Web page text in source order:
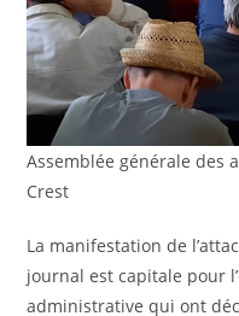
Assemblée générale des
Crest
La manifestation de
journal est capitale pour
administrative qui ont